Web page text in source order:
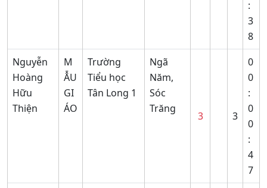
:
3
8
Nguyễn
Hoàng
Hữu
Thiện
M
ẪU
GI
ÁO
Trường
Tiểu học
Tân Long 1
Ngã
Năm,
Sóc
Trăng
3 3
0
0
:
0
0
:
4
7